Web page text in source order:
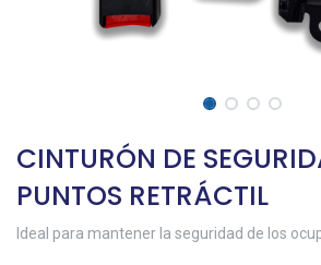
CINTURÓN DE
PUNTOS RETRÁCTIL
Ideal para mantener la seguridad de los